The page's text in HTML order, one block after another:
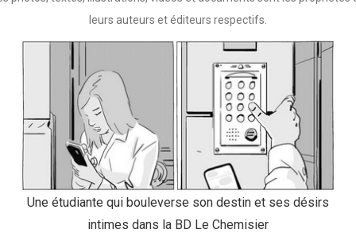
leurs auteurs et éditeurs respectifs.
Une étudiante qui bouleverse son destin et ses désirs
intimes dans la BD Le Chemisier